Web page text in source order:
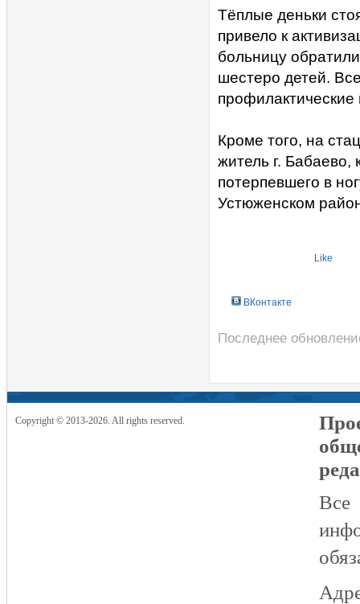
Тёплые деньки
привело к
больницу
шестеро детей.
Кроме того, на
житель г. Бабаево,
потерпевшего в
Устюженском
Like
ВКонтакте
Последнее
Copyright © 2013-2026. All rights reserved.